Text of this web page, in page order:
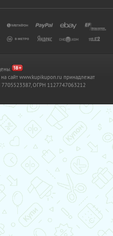
сайт www.kupikupon.ru принадлежат
ОГРН 1127747063212